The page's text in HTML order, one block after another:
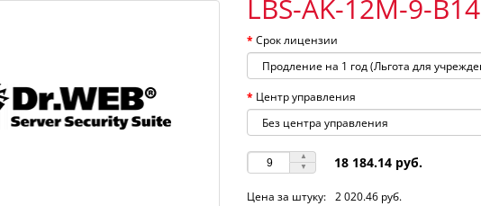
LBS-AK-12M-9-B14
Срок лицензии
Центр управления
18 184.14 руб.
Цена за штуку: 2 020.46 руб.